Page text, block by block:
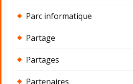
Parc informatique
Partage
Partages
Partenaires